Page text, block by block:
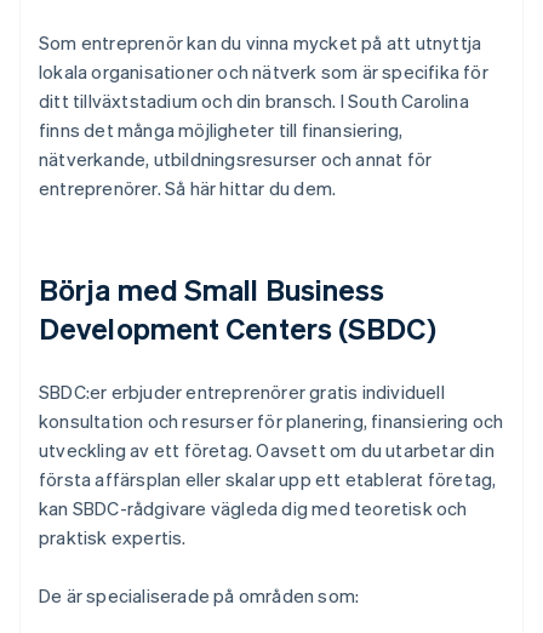
Som entreprenör kan du vinna mycket på att utnyttja
lokala organisationer och nätverk som är specifika för
ditt tillväxtstadium och din bransch. I South Carolina
finns det många möjligheter till finansiering,
nätverkande, utbildningsresurser och annat för
entreprenörer. Så här hittar du dem.
Börja med Small Business
Development Centers (SBDC)
SBDC:er erbjuder entreprenörer gratis individuell
konsultation och resurser för planering, finansiering och
utveckling av ett företag. Oavsett om du utarbetar din
första affärsplan eller skalar upp ett etablerat företag,
kan SBDC-rådgivare vägleda dig med teoretisk och
praktisk expertis.
De är specialiserade på områden som: